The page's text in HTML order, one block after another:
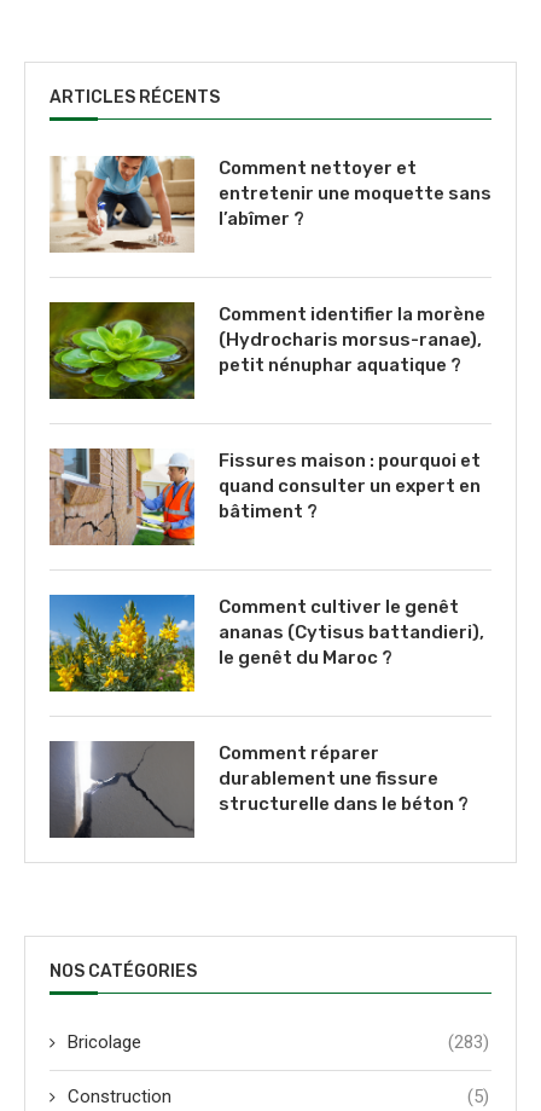
ARTICLES RÉCENTS
Comment nettoyer et
entretenir une moquette sans
l’abîmer ?
Comment identifier la morène
(Hydrocharis morsus-ranae),
petit nénuphar aquatique ?
Fissures maison : pourquoi et
quand consulter un expert en
bâtiment ?
Comment cultiver le genêt
ananas (Cytisus battandieri),
le genêt du Maroc ?
Comment réparer
durablement une fissure
structurelle dans le béton ?
NOS CATÉGORIES
Bricolage (283)
Construction (5)